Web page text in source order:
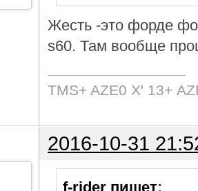
Жесть -это форде
s60. Там вообще
TMS+ AZE0 Х' 13+
2016-10-31
f-rider пишет: